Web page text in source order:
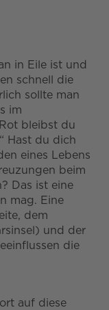
in Eile ist und
schnell die
sollte man
im
bleibst du
Hast du dich
eines Lebens
beim
Das ist eine
mag. Eine
dem
und der
die
auf diese